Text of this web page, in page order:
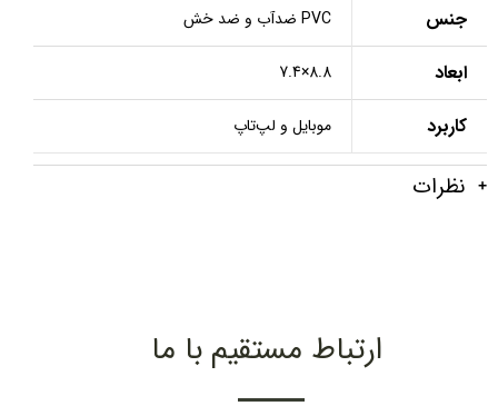
جنس PVC ضدآب و ضد خش
ابعاد 8.8×7.4
کاربرد موبایل و لپ‌تاپ
نظرات
ارتباط مستقیم با ما